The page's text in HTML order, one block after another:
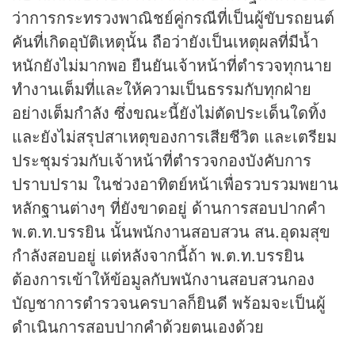
ว่าการกระทรวงพาณิชย์คู่กรณีที่เป็นผู้ขับรถยนต์
คันที่เกิดอุบัติเหตุนั้น ถือว่ายังเป็นเหตุผลที่มีน้ำ
หนักยังไม่มากพอ ยืนยันเจ้าหน้าที่ตำรวจทุกนาย
ทำงานเต็มที่และให้ความเป็นธรรมกับทุกฝ่าย
อย่างเต็มกำลัง ซึ่งขณะนี้ยังไม่ตัดประเด็นใดทิ้ง
และยังไม่สรุปสาเหตุของการเสียชีวิต และเตรียม
ประชุมร่วมกับเจ้าหน้าที่ตำรวจกองบังคับการ
ปราบปราม ในช่วงอาทิตย์หน้าเพื่อรวบรวมพยาน
หลักฐานต่างๆ ที่ยังขาดอยู่ ด้านการสอบปากคำ
พ.ต.ท.บรรยิน นั้นพนักงานสอบสวน สน.อุดมสุข
กำลังสอบอยู่ แต่หลังจากนี้ถ้า พ.ต.ท.บรรยิน
ต้องการเข้าให้ข้อมูลกับพนักงานสอบสวนกอง
บัญชาการตำรวจนครบาลก็ยินดี พร้อมจะเป็นผู้
ดำเนินการสอบปากคำด้วยตนเองด้วย